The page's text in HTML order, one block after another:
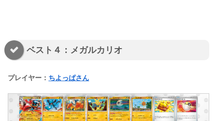
ベスト４：メガルカリオ
プレイヤー： ちよっぱさん